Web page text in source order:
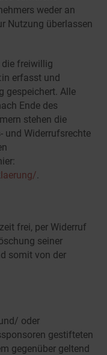
weder an
Nutzung überlassen
die freiwillig
erfasst und
gespeichert. Alle
Ende des
stehen die
und Widerrufsrechte
.
frei, per Widerruf
seiner
somit von der
oder
gestifteten
gegenüber geltend